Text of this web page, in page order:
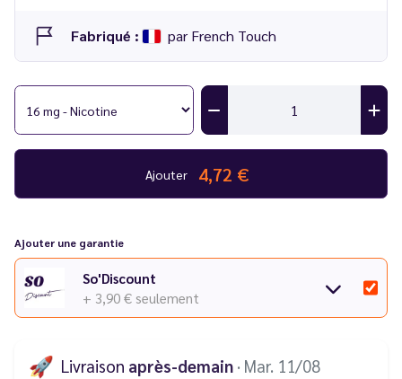
Fabriqué : par French Touch
Ajouter 4,72 €
Ajouter une garantie
So'Discount
+ 3,90 € seulement
🚀 Livraison après-demain · Mar. 11/08